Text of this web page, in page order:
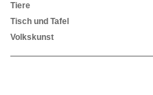
Tiere
Tisch und Tafel
Volkskunst